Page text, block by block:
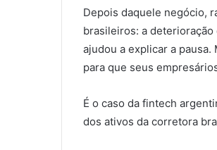
Depois daquele negócio,
brasileiros: a
ajudou a explicar a
para que seus
É o caso da fintech
dos ativos da corretora